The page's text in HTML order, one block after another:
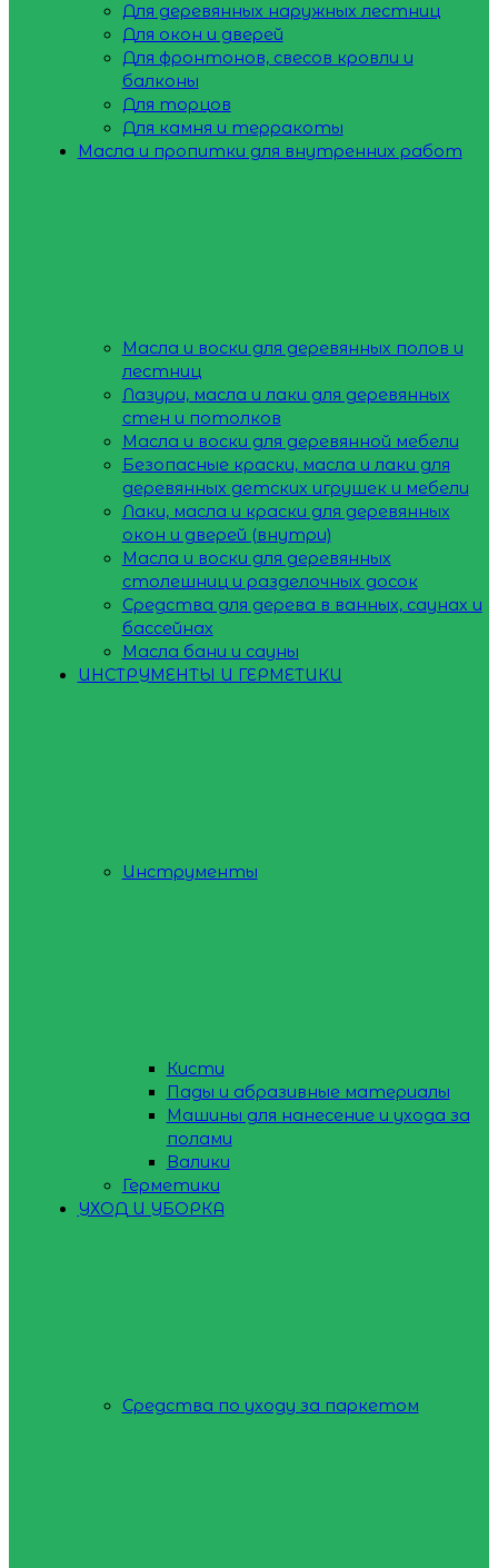
Для деревянных наружных лестниц
Для окон и дверей
Для фронтонов, свесов кровли и
балконы
Для торцов
Для камня и терракоты
Масла и пропитки для внутренних работ
Масла и воски для деревянных полов и
лестниц
Лазури, масла и лаки для деревянных
стен и потолков
Масла и воски для деревянной мебели
Безопасные краски, масла и лаки для
деревянных детских игрушек и мебели
Лаки, масла и краски для деревянных
окон и дверей (внутри)
Масла и воски для деревянных
столешниц и разделочных досок
Средства для дерева в ванных, саунах и
бассейнах
Масла бани и сауны
ИНСТРУМЕНТЫ И ГЕРМЕТИКИ
Инструменты
Кисти
Пады и абразивные материалы
Машины для нанесение и ухода за
полами
Валики
Герметики
УХОД И УБОРКА
Средства по уходу за паркетом